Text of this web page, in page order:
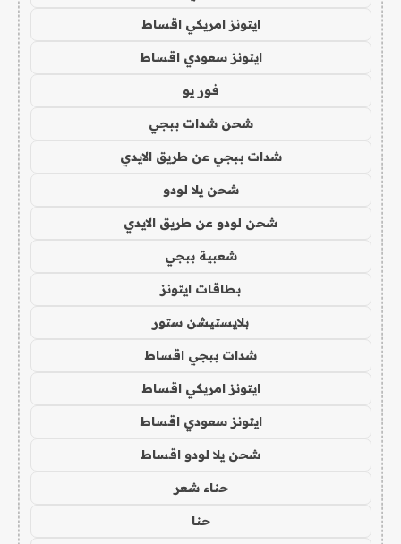
ايتونز امريكي اقساط
ايتونز سعودي اقساط
فور يو
شحن شدات ببجي
شدات ببجي عن طريق الايدي
شحن يلا لودو
شحن لودو عن طريق الايدي
شعبية ببجي
بطاقات ايتونز
بلايستيشن ستور
شدات ببجي اقساط
ايتونز امريكي اقساط
ايتونز سعودي اقساط
شحن يلا لودو اقساط
حناء شعر
حنا